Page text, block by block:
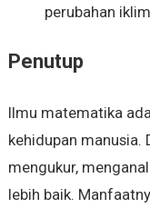
perubahan
Penutup
Ilmu matematika
kehidupan manusia.
mengukur,
lebih baik.